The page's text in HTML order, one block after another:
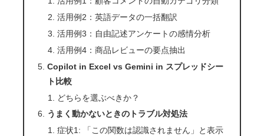
活用例2：英語データの一括翻訳
活用例3：自由記述アンケートの感情分析
活用例4：商品レビューの要点抽出
Copilot in Excel vs Gemini in スプレッドシー
ト比較
どちらを選ぶべきか？
うまく動かないときのトラブル対処法
症状1: 「この関数は認識されません」と表示